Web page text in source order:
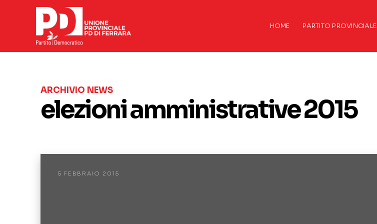
HOME PARTITO PROVINCIALE
ARCHIVIO NEWS
elezioni amministrative 2015
5 FEBBRAIO 2015